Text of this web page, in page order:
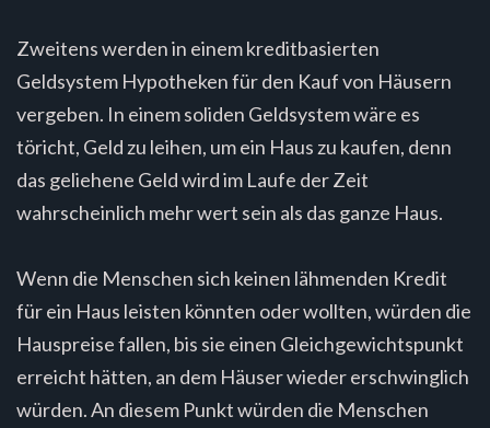
Zweitens werden in einem kreditbasierten
Geldsystem Hypotheken für den Kauf von Häusern
vergeben. In einem soliden Geldsystem wäre es
töricht, Geld zu leihen, um ein Haus zu kaufen, denn
das geliehene Geld wird im Laufe der Zeit
wahrscheinlich mehr wert sein als das ganze Haus.
Wenn die Menschen sich keinen lähmenden Kredit
für ein Haus leisten könnten oder wollten, würden die
Hauspreise fallen, bis sie einen Gleichgewichtspunkt
erreicht hätten, an dem Häuser wieder erschwinglich
würden. An diesem Punkt würden die Menschen